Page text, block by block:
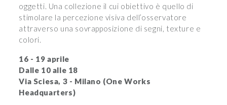
oggetti. Una collezione il cui obiettivo è quello di
stimolare la percezione visiva dell’osservatore
attraverso una sovrapposizione di segni, texture e
colori.
16 - 19 aprile
Dalle 10 alle 18
Via Sciesa, 3 - Milano (One Works
Headquarters)